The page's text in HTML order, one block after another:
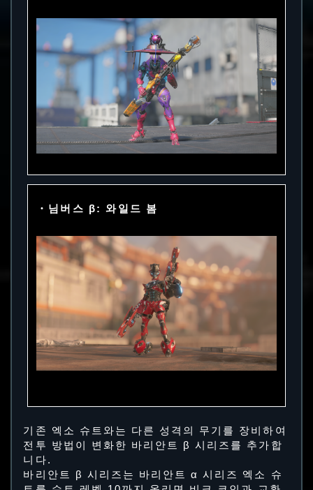
・님버스 β: 와일드 봄
기존 엑소 슈트와는 다른 성격의 무기를 장비하여
전투 방법이 변화한 바리안트 β 시리즈를 추가합
니다.
바리안트 β 시리즈는 바리안트 α 시리즈 엑소 슈